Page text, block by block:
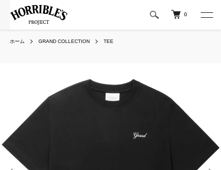
0
ホーム GRAND COLLECTION TEE